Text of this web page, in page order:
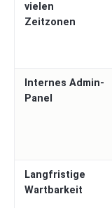
vielen
Zeitzonen
Internes Admin-
Panel
Langfristige
Wartbarkeit